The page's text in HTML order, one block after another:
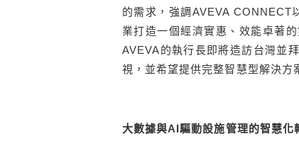
的需求，強調AVEVA CONNECT
業打造一個經濟實惠、效能卓著
AVEVA的執行長即將造訪台灣並
視，並希望提供完整智慧型解決方
大數據與AI驅動設施管理的智慧化